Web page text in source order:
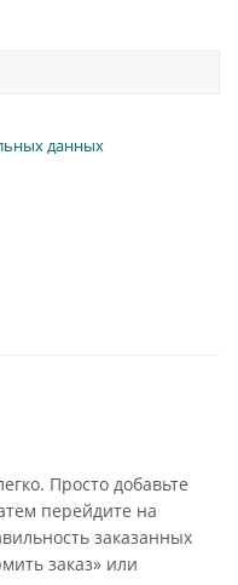
данных
Просто добавьте
перейдите на
заказанных
заказ» или